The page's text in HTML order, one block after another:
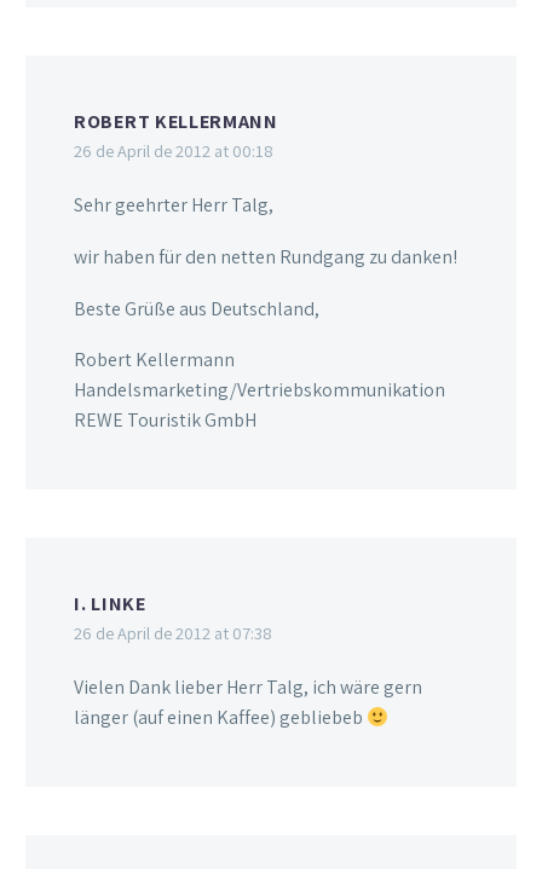
ROBERT KELLERMANN
26 de April de 2012 at 00:18
Sehr geehrter Herr Talg,
wir haben für den netten Rundgang zu danken!
Beste Grüße aus Deutschland,
Robert Kellermann
Handelsmarketing/Vertriebskommunikation
REWE Touristik GmbH
I. LINKE
26 de April de 2012 at 07:38
Vielen Dank lieber Herr Talg, ich wäre gern
länger (auf einen Kaffee) gebliebeb